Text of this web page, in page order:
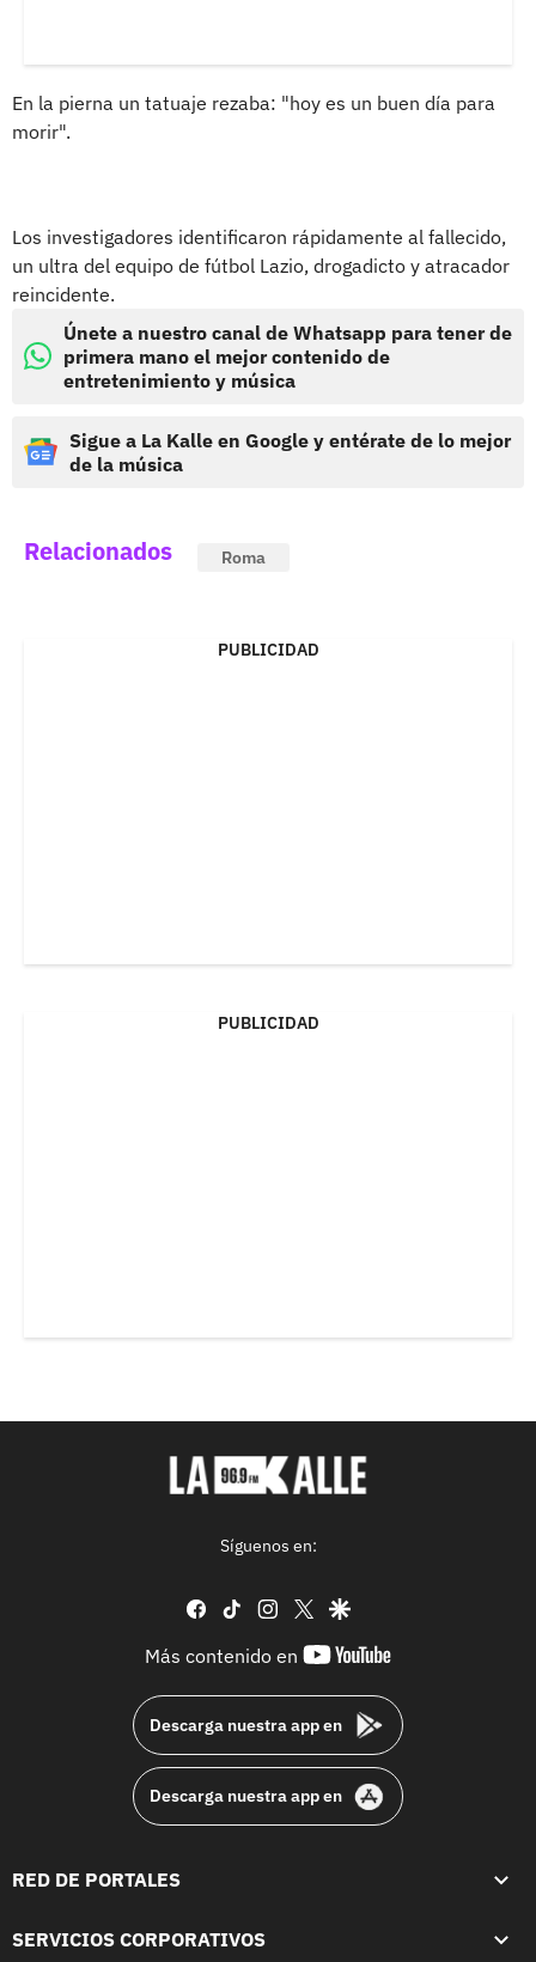
En la pierna un tatuaje rezaba: "hoy es un buen día para
morir".
Los investigadores identificaron rápidamente al fallecido,
un ultra del equipo de fútbol Lazio, drogadicto y atracador
reincidente.
Únete a nuestro canal de Whatsapp para tener de
primera mano el mejor contenido de
entretenimiento y música
Sigue a La Kalle en Google y entérate de lo mejor
de la música
Relacionados Roma
PUBLICIDAD
PUBLICIDAD
Síguenos en:
facebook
tiktok instagram
twittergoogle
Más contenido en
youtube-
Descarga nuestra app en
Descarga nuestra app en
RED DE PORTALES
SERVICIOS CORPORATIVOS